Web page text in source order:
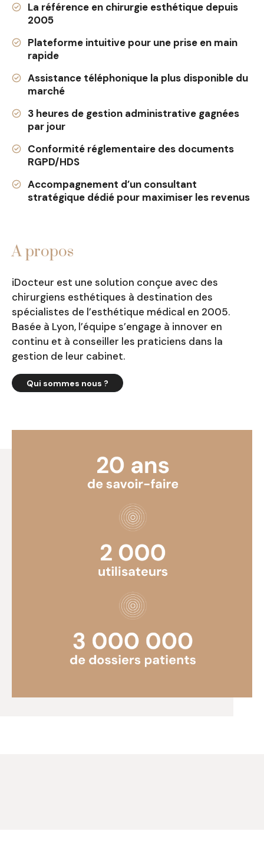
La référence en chirurgie esthétique depuis
2005
Plateforme intuitive pour une prise en main
rapide
Assistance téléphonique la plus disponible du
marché
3 heures de gestion administrative gagnées
par jour
Conformité réglementaire des documents
RGPD/HDS
Accompagnement d’un consultant
stratégique dédié pour maximiser les revenus
A propos
iDocteur est une solution conçue avec des
chirurgiens esthétiques à destination des
spécialistes de l’esthétique médical en 2005.
Basée à Lyon, l’équipe s’engage à innover en
continu et à conseiller les praticiens dans la
gestion de leur cabinet.
Qui sommes nous ?